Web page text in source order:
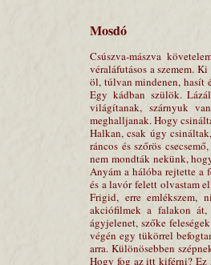
Mosdó
Csúszva-mászva
véraláfutásos a szemem.
öl, túlvan mindenen, hasít
Egy kádban szülök.
világítanak, szárnyuk
meghalljanak. Hogy
Halkan, csak úgy
ráncos és szőrös
nem mondták nekünk,
Anyám a hálóba rejtette a
és a lavór felett olvastam
Frigid, erre emlékszem,
akciófilmek a falakon át,
ágyjelenet, szőke
végén egy tükörrel
arra. Különösebben
Hogy fog az itt kiférni? Ez